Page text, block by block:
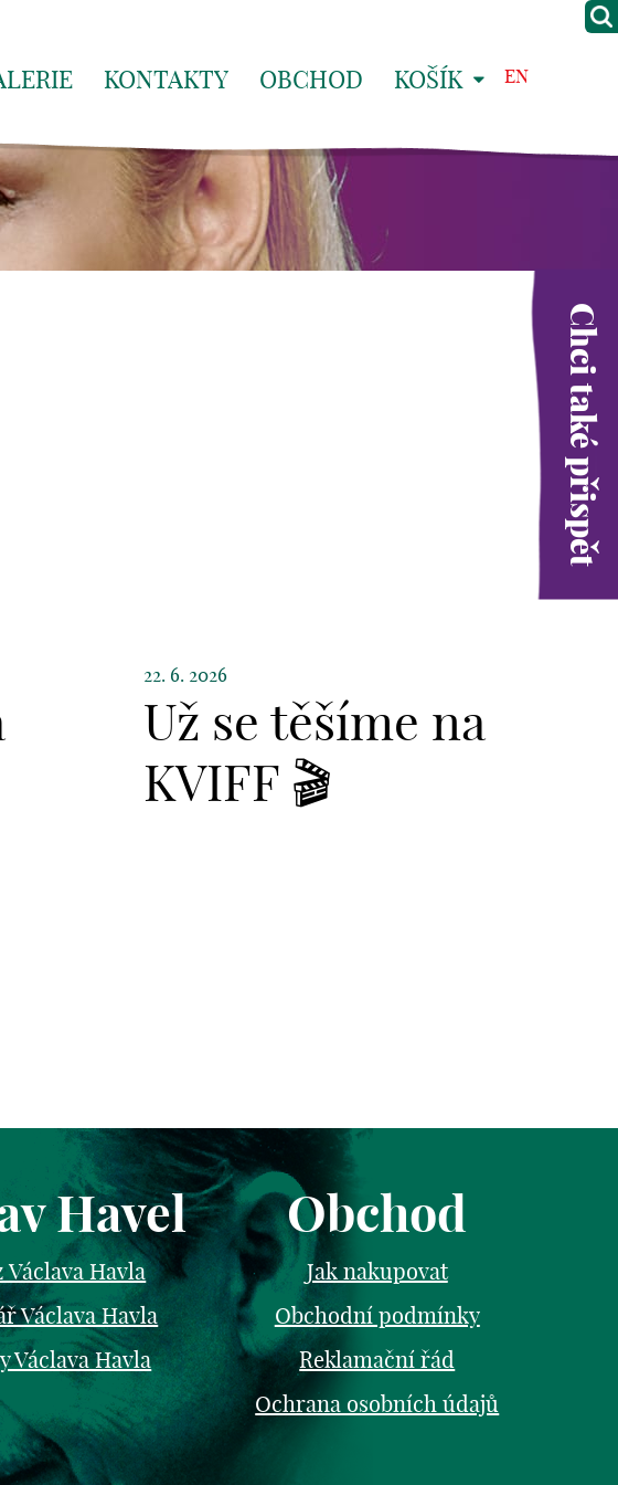
KONTAKTY OBCHOD KOŠÍK EN
Chci také přispět
22. 6. 2026
Už se těšíme na
KVIFF 🎬
Havel
Václava Havla
Václava Havla
Václava Havla
Obchod
Jak nakupovat
Obchodní podmínky
Reklamační řád
Ochrana osobních údajů